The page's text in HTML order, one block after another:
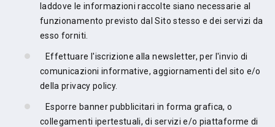
laddove le informazioni raccolte siano necessarie al
funzionamento previsto dal Sito stesso e dei servizi da
esso forniti.
Effettuare l'iscrizione alla newsletter, per l'invio di
comunicazioni informative, aggiornamenti del sito e/o
della privacy policy.
Esporre banner pubblicitari in forma grafica, o
collegamenti ipertestuali, di servizi e/o piattaforme di